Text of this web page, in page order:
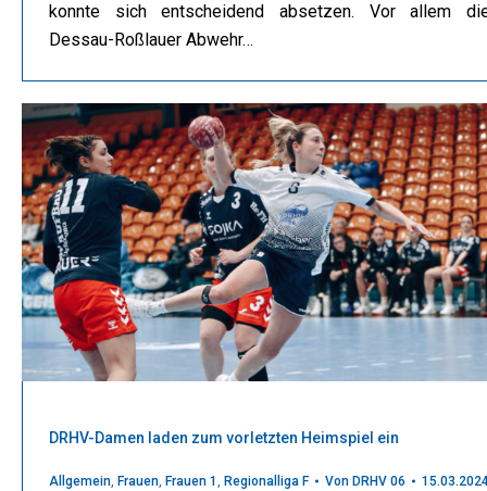
konnte sich entscheidend absetzen. Vor allem
Dessau-Roßlauer Abwehr…
DRHV-Damen laden zum vorletzten Heimspiel ein
Allgemein, Frauen, Frauen 1 , Regionalliga F Von DRHV 06